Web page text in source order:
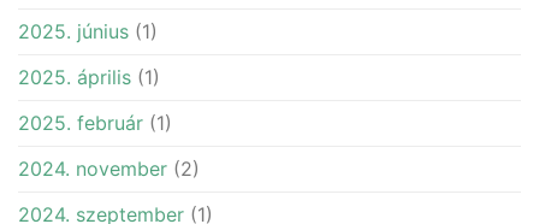
2025. június (1)
2025. április (1)
2025. február (1)
2024. november (2)
2024. szeptember (1)